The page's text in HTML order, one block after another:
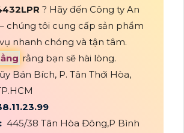
? Hãy đến Công ty An
chúng tôi cung cấp sản phẩm
nhanh chóng và tận tâm.
rằng bạn sẽ hài lòng.
Bán Bích, P. Tân Thới Hòa,
445/38 Tân Hòa Đông,P Bình